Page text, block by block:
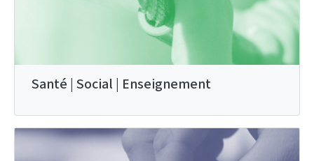
Santé | Social | Enseignement